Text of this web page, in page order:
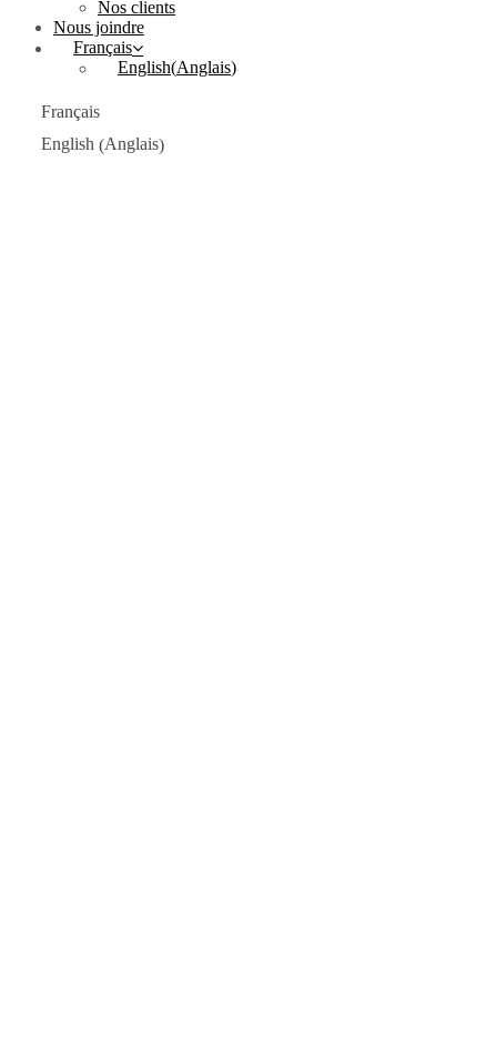
Nos clients
Nous joindre
Français
English(Anglais)
Français
English (Anglais)